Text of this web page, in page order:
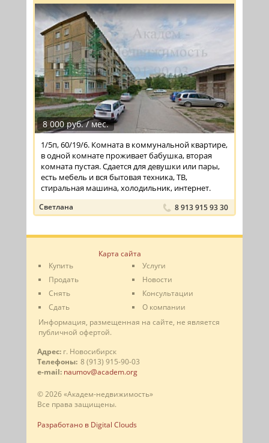
8 000 руб. / мес.
1/5п, 60/19/6. Комната в коммунальной квартире,
в одной комнате проживает бабушка, вторая
комната пустая. Сдается для девушки или пары,
есть мебель и вся бытовая техника, ТВ,
стиральная машина, холодильник, интернет.
Светлана 8 913 915 93 30
Карта сайта
Купить
Продать
Снять
Сдать
Услуги
Новости
Консультации
О компании
Информация, размещенная на сайте, не является
публичной офертой.
Адрес: г. Новосибирск
Телефоны: 8 (913) 915-90-03
e-mail: naumov@academ.org
© 2026 «Академ-недвижимость»
Все права защищены.
Разработано в Digital Clouds